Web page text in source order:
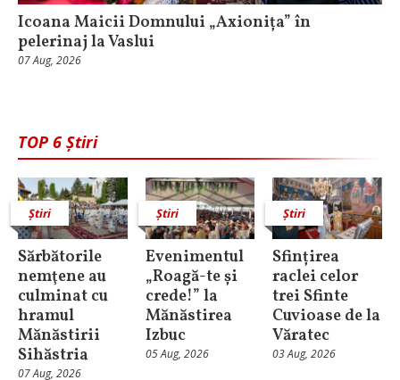
Icoana Maicii Domnului „Axionița” în
pelerinaj la Vaslui
07 Aug, 2026
TOP 6 Știri
Știri
Sărbătorile
nemţene au
culminat cu
hramul
Mănăstirii
Sihăstria
07 Aug, 2026
Știri
Evenimentul
„Roagă-te și
crede!” la
Mănăstirea
Izbuc
05 Aug, 2026
Știri
Sfințirea
raclei celor
trei Sfinte
Cuvioase de la
Văratec
03 Aug, 2026